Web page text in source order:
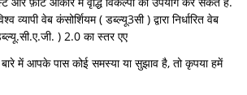
व्यापी वेब कंसोर्शियम ( डब्ल्यू3सी ) द्वारा निर्धारित वेब
) 2.0 का स्तर एए
में आपके पास कोई समस्या या सुझाव है, तो कृपया हमें